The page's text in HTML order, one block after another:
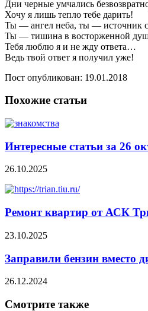
Дни черные умчались
Хочу я лишь тепло тебе дарить!
Ты — ангел неба, ты — источник
Ты — тишина в восторженной
Тебя люблю я и не жду ответа…
Ведь твой ответ я получил уже!
Пост опубликован: 19.01.2018
Похожие статьи
Интересные статьи за 26
26.10.2025
Ремонт квартир от АСК
23.10.2025
Заправили бензин вместо
26.12.2024
Смотрите также